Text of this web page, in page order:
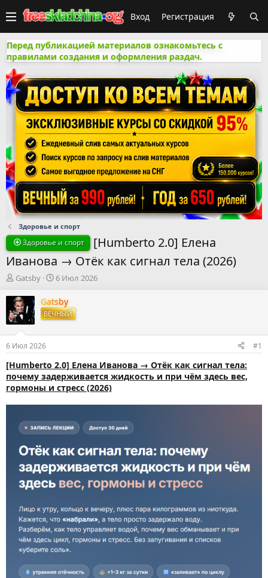
Вход Регистрация
Перед публикацией материалов ознакомьтесь с
правилами создания и оформления раздач.
Здоровье и спорт
Здоровье и спорт
[Humberto 2.0] Елена
Иванова → Отёк как сигнал тела (2026)
А
т
о
р
т
е
м
ы
Gatsby
Д
т
а
н
а
л
а
6 Июл 2026
Gatsby
ВЕЧНЫЙ
6 Июл 2026 #1
[Humberto 2.0] Елена Иванова → Отёк как сигнал тела:
почему задерживается жидкость и при чём здесь вес,
гормоны и стресс (2026)